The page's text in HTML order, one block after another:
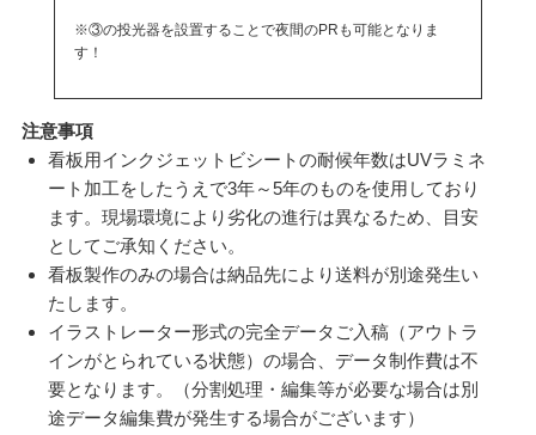
※③の投光器を設置することで夜間のPRも可能となりま
す！
注意事項
看板用インクジェットビシートの耐候年数はUVラミネ
ート加工をしたうえで3年～5年のものを使用しており
ます。現場環境により劣化の進行は異なるため、目安
としてご承知ください。
看板製作のみの場合は納品先により送料が別途発生い
たします。
イラストレーター形式の完全データご入稿（アウトラ
インがとられている状態）の場合、データ制作費は不
要となります。（分割処理・編集等が必要な場合は別
途データ編集費が発生する場合がございます）